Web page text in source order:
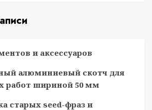
и аксессуаров
алюминиевый скотч для
работ шириной 50 мм
старых seed-фраз и